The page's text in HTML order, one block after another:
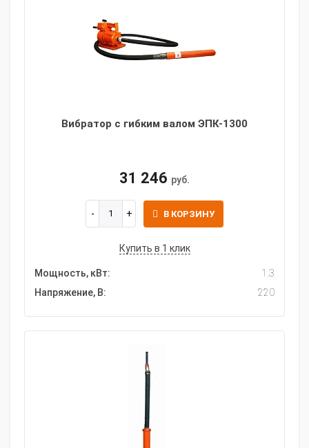
Вибратор с гибким валом ЭПК-1300
31 246 руб.
В КОРЗИНУ
Купить в 1 клик
Мощность, кВт:
1.3
Напряжение, В:
220